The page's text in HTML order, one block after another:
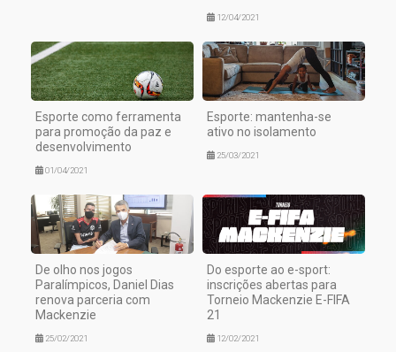
12/04/2021
Esporte como ferramenta
para promoção da paz e
desenvolvimento
01/04/2021
Esporte: mantenha-se
ativo no isolamento
25/03/2021
De olho nos jogos
Paralímpicos, Daniel Dias
renova parceria com
Mackenzie
25/02/2021
Do esporte ao e-sport:
inscrições abertas para
Torneio Mackenzie E-FIFA
21
12/02/2021